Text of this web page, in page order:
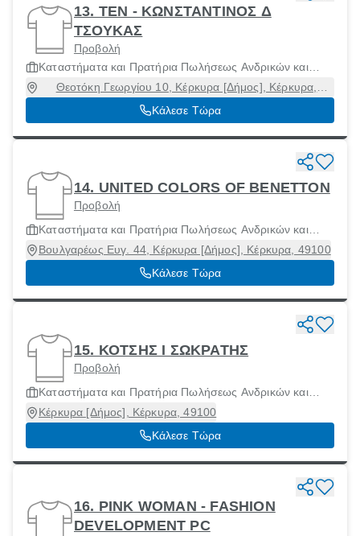
13. TEN - ΚΩΝΣΤΑΝΤΙΝΟΣ Δ
ΤΣΟΥΚΑΣ
Προβολή
Καταστήματα και Πρατήρια Πωλήσεως Ανδρικών και
Γυναίκειων Ενδυμάτων και Αξεσουάρ
Θεοτόκη Γεωργίου 10, Κέρκυρα [Δήμος], Κέρκυρα,
49100
Κάλεσε Τώρα
14. UNITED COLORS OF BENETTON
Προβολή
Καταστήματα και Πρατήρια Πωλήσεως Ανδρικών και
Γυναίκειων Ενδυμάτων και Αξεσουάρ
Βουλγαρέως Ευγ. 44, Κέρκυρα [Δήμος], Κέρκυρα, 49100
Κάλεσε Τώρα
15. ΚΟΤΣΗΣ Ι ΣΩΚΡΑΤΗΣ
Προβολή
Καταστήματα και Πρατήρια Πωλήσεως Ανδρικών και
Γυναίκειων Ενδυμάτων και Αξεσουάρ
Κέρκυρα [Δήμος], Κέρκυρα, 49100
Κάλεσε Τώρα
16. PINK WOMAN - FASHION
DEVELOPMENT PC